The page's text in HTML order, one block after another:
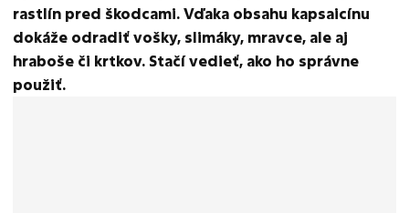
rastlín pred škodcami. Vďaka obsahu kapsaicínu
dokáže odradiť vošky, slimáky, mravce, ale aj
hraboše či krtkov. Stačí vedieť, ako ho správne
použiť.